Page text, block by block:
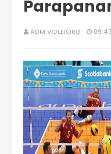
ADM VOLEIORG